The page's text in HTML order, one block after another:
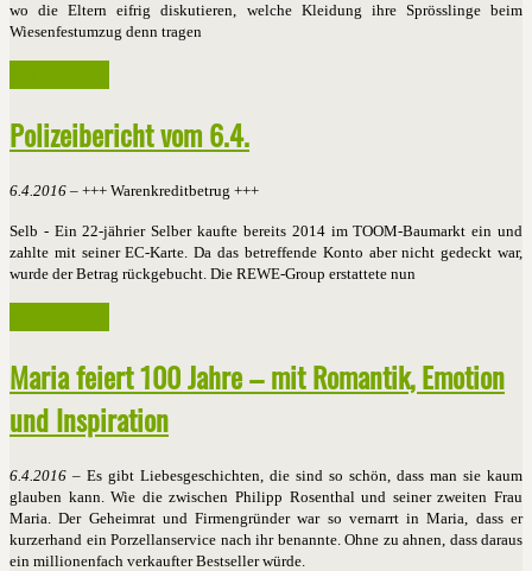
wo die Eltern eifrig diskutieren, welche Kleidung ihre Sprösslinge beim
Wiesenfestumzug denn tragen
Polizeibericht vom 6.4.
6.4.2016 – +++ Warenkreditbetrug +++
Selb - Ein 22-jährier Selber kaufte bereits 2014 im TOOM-Baumarkt ein und
zahlte mit seiner EC-Karte. Da das betreffende Konto aber nicht gedeckt war,
wurde der Betrag rückgebucht. Die REWE-Group erstattete nun
Maria feiert 100 Jahre – mit Romantik, Emotion
und Inspiration
6.4.2016 – Es gibt Liebesgeschichten, die sind so schön, dass man sie kaum
glauben kann. Wie die zwischen Philipp Rosenthal und seiner zweiten Frau
Maria. Der Geheimrat und Firmengründer war so vernarrt in Maria, dass er
kurzerhand ein Porzellanservice nach ihr benannte. Ohne zu ahnen, dass daraus
ein millionenfach verkaufter Bestseller würde.